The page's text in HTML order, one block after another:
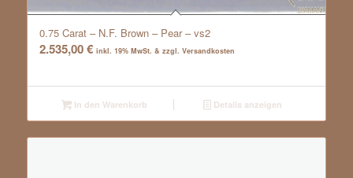
0.75 Carat – N.F. Brown – Pear – vs2
2.535,00€ inkl. 19% MwSt. & zzgl. Versandkosten
In den Warenkorb Details anzeigen